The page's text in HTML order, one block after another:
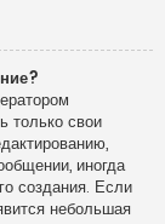
только свои
иногда
создания. Если
небольшая